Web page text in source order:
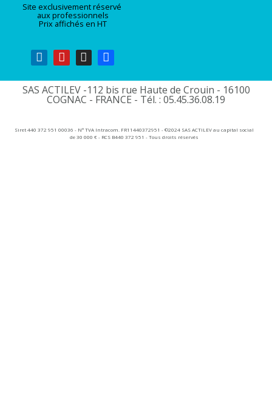
Site exclusivement réservé
aux professionnels
Prix affichés en HT
SAS ACTILEV -112 bis rue Haute de Crouin - 16100
COGNAC - FRANCE - Tél. : 05.45.36.08.19​
Siret 440 372 951 00036 - N° TVA Intracom. FR11440372951 - ©2024 SAS ACTILEV au capital social
de 30 000 € - RCS B440 372 951 - Tous droits réservés​​